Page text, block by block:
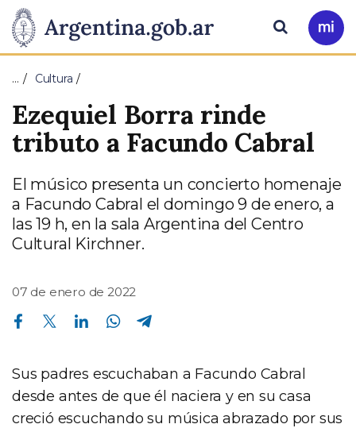
Presidencia
de
la
Nación
Pasar al contenido principal
Ir
a
Buscar
… Cultura
Ezequiel Borra rinde
tributo a Facundo Cabral
El músico presenta un concierto homenaje
a Facundo Cabral el domingo 9 de enero, a
las 19 h, en la sala Argentina del Centro
Cultural Kirchner.
07 de enero de 2022
Compartir en Facebook Compartir en Twitter Compartir en Linkedin Compartir en Whatsapp
Sus padres escuchaban a Facundo Cabral
desde antes de que él naciera y en su casa
creció escuchando su música abrazado por sus